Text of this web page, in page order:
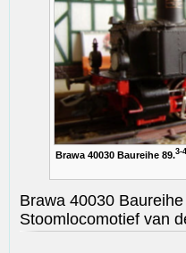
Brawa 40030 Baureihe 89.3-4
Brawa 40030
Stoomlocomotief van